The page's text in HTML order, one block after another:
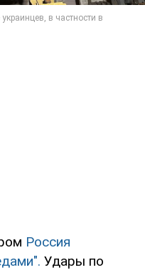
Россия
Удары по